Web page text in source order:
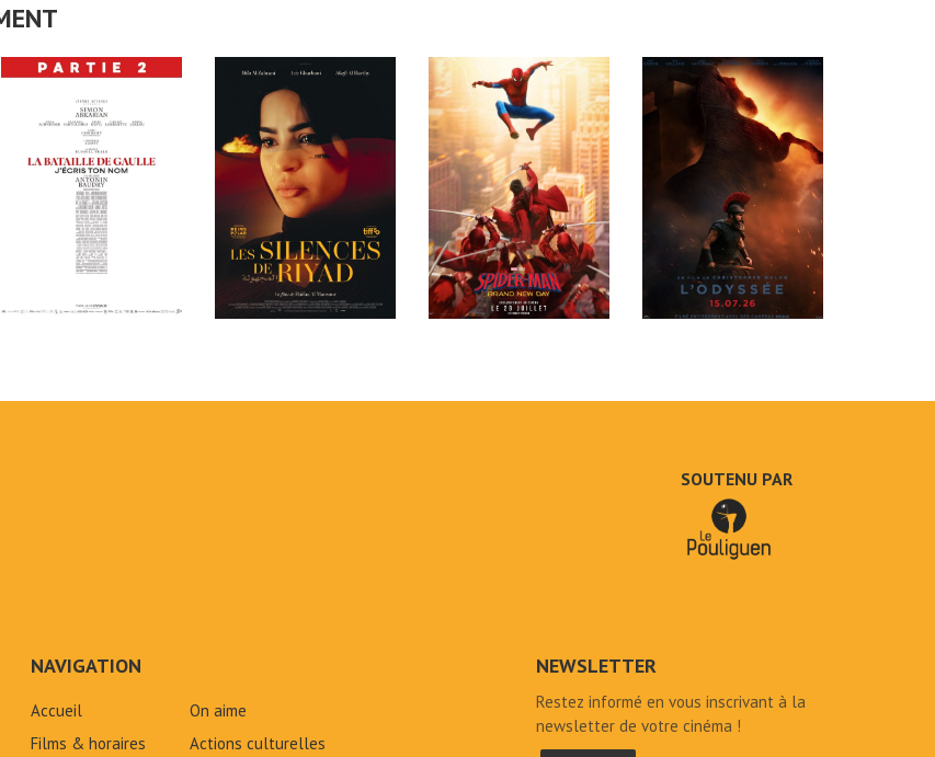
SOUTENU PAR
NAVIGATION
Accueil
Films & horaires
On aime
Actions culturelles
NEWSLETTER
Restez informé en vous inscrivant à la
newsletter de votre cinéma !